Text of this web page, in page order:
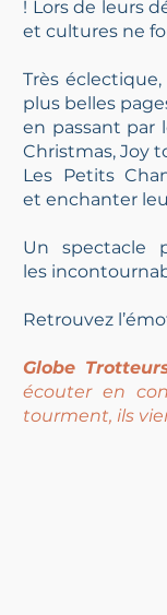
! Lors de leurs
et cultures ne
Très
plus belles
en passant par
Christmas, Joy
Les Petits
et enchanter
Un spectacle
les
Retrouvez
Globe
écouter en
tourment, ils